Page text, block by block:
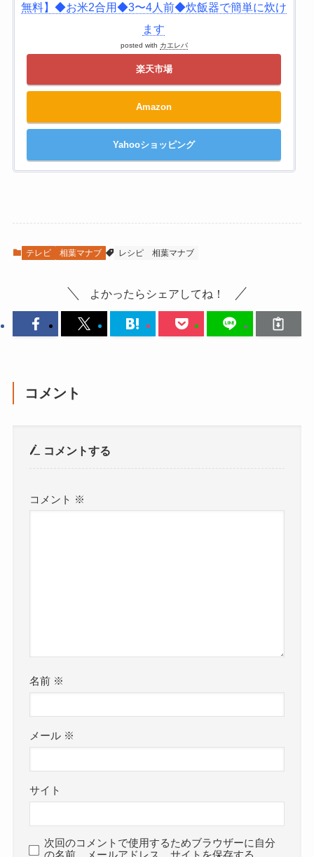
無料】◆お米2合用◆3〜4人前◆炊飯器で簡単に炊け
ます
posted with カエレバ
楽天市場
Amazon
Yahooショッピング
テレビ 相葉マナブ レシピ 相葉マナブ
よかったらシェアしてね！
コメント
コメントする
コメント ※
名前 ※
メール ※
サイト
次回のコメントで使用するためブラウザーに自分